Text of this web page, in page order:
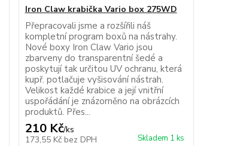
Iron Claw krabička Vario box 275WD
Přepracovali jsme a rozšířili náš
kompletní program boxů na nástrahy.
Nové boxy Iron Claw Vario jsou
zbarveny do transparentní šedé a
poskytují tak určitou UV ochranu, která
kupř. potlačuje vyšisování nástrah.
Velikost každé krabice a její vnitřní
uspořádání je znázorněno na obrázcích
produktů. Přes...
210 Kč/ks
173,55 Kč bez DPH Skladem 1 ks